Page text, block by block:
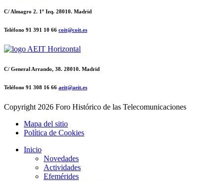
C/ Almagro 2. 1º Izq. 28010. Madrid
Teléfono 91 391 10 66 coit@coit.es
C/ General Arrando, 38. 28010. Madrid
Teléfono 91 308 16 66 aeit@aeit.es
Copyright 2026 Foro Histórico de las Telecomunicaciones
Mapa del sitio
Política de Cookies
Inicio
Novedades
Actividades
Efemérides